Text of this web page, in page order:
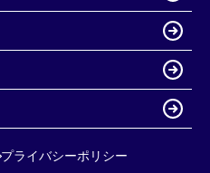
プライバシーポリシー